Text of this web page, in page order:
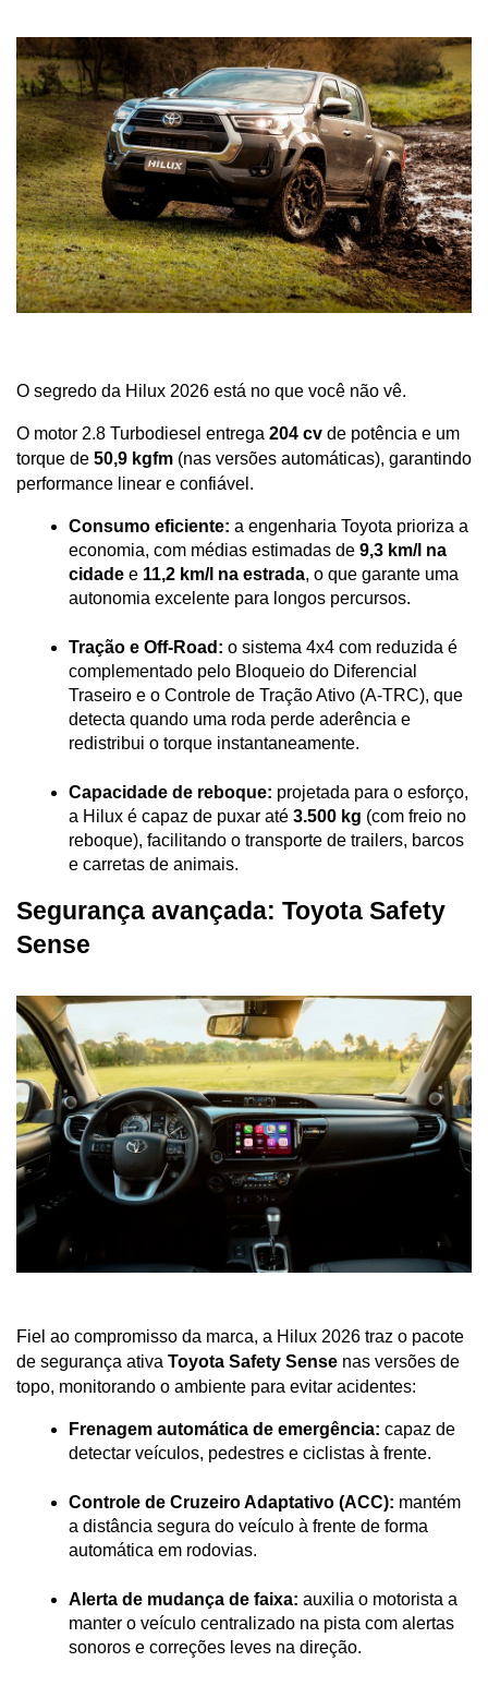
O segredo da Hilux 2026 está no que você não vê.
O motor 2.8 Turbodiesel entrega 204 cv de potência e um
torque de 50,9 kgfm (nas versões automáticas), garantindo
performance linear e confiável.
Consumo eficiente: a engenharia Toyota prioriza a
economia, com médias estimadas de 9,3 km/l na
cidade e 11,2 km/l na estrada, o que garante uma
autonomia excelente para longos percursos.
Tração e Off-Road: o sistema 4x4 com reduzida é
complementado pelo Bloqueio do Diferencial
Traseiro e o Controle de Tração Ativo (A-TRC), que
detecta quando uma roda perde aderência e
redistribui o torque instantaneamente.
Capacidade de reboque: projetada para o esforço,
a Hilux é capaz de puxar até 3.500 kg (com freio no
reboque), facilitando o transporte de trailers, barcos
e carretas de animais.
Segurança avançada: Toyota Safety
Sense
Fiel ao compromisso da marca, a Hilux 2026 traz o pacote
de segurança ativa Toyota Safety Sense nas versões de
topo, monitorando o ambiente para evitar acidentes:
Frenagem automática de emergência: capaz de
detectar veículos, pedestres e ciclistas à frente.
Controle de Cruzeiro Adaptativo (ACC): mantém
a distância segura do veículo à frente de forma
automática em rodovias.
Alerta de mudança de faixa: auxilia o motorista a
manter o veículo centralizado na pista com alertas
sonoros e correções leves na direção.